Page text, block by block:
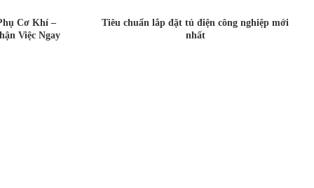
Cơ Khí –
Việc Ngay
Tiêu chuẩn lắp đặt tủ điện công nghiệp mới
nhất